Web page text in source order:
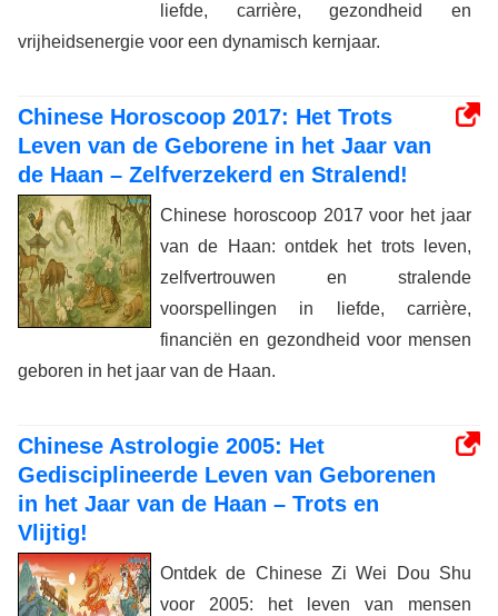
liefde, carrière, gezondheid en
vrijheidsenergie voor een dynamisch kernjaar.
Chinese Horoscoop 2017: Het Trots
Leven van de Geborene in het Jaar van
de Haan – Zelfverzekerd en Stralend!
Chinese horoscoop 2017 voor het jaar
van de Haan: ontdek het trots leven,
zelfvertrouwen en stralende
voorspellingen in liefde, carrière,
financiën en gezondheid voor mensen
geboren in het jaar van de Haan.
Chinese Astrologie 2005: Het
Gedisciplineerde Leven van Geborenen
in het Jaar van de Haan – Trots en
Vlijtig!
Ontdek de Chinese Zi Wei Dou Shu
voor 2005: het leven van mensen